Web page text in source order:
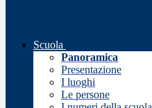
Scuola
Panoramica
Presentazione
I luoghi
Le persone